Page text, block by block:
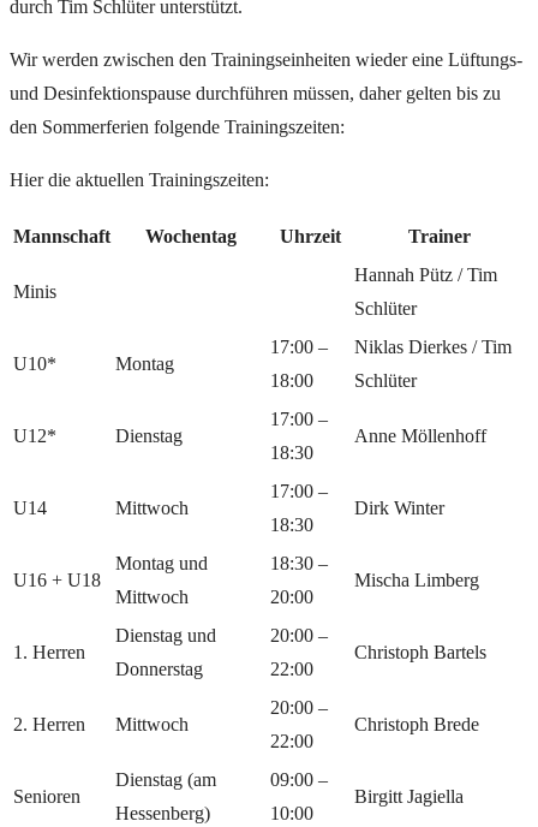
durch Tim Schlüter unterstützt.
Wir werden zwischen den Trainingseinheiten wieder eine Lüftungs-
und Desinfektionspause durchführen müssen, daher gelten bis zu
den Sommerferien folgende Trainingszeiten:
Hier die aktuellen Trainingszeiten:
Mannschaft Wochentag Uhrzeit Trainer
Minis
Hannah Pütz / Tim
Schlüter
U10* Montag
17:00 –
18:00
Niklas Dierkes / Tim
Schlüter
U12* Dienstag
17:00 –
18:30
Anne Möllenhoff
U14 Mittwoch
17:00 –
18:30
Dirk Winter
U16 + U18
Montag und
Mittwoch
18:30 –
20:00
Mischa Limberg
1. Herren
Dienstag und
Donnerstag
20:00 –
22:00
Christoph Bartels
2. Herren Mittwoch
20:00 –
22:00
Christoph Brede
Senioren
Dienstag (am
Hessenberg)
09:00 –
10:00
Birgitt Jagiella